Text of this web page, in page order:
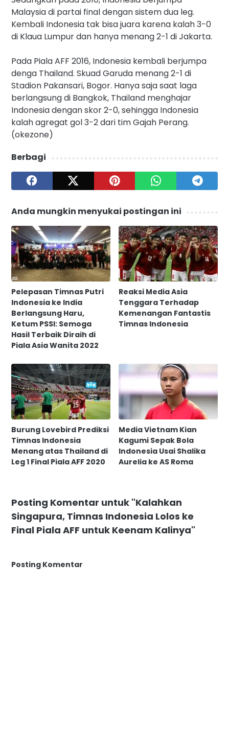
Malaysia di partai final dengan sistem dua leg.
Kembali Indonesia tak bisa juara karena kalah 3-0
di Klaua Lumpur dan hanya menang 2-1 di Jakarta.
Pada Piala AFF 2016, Indonesia kembali berjumpa
denga Thailand. Skuad Garuda menang 2-1 di
Stadion Pakansari, Bogor. Hanya saja saat laga
berlangsung di Bangkok, Thailand menghajar
Indonesia dengan skor 2-0, sehingga Indonesia
kalah agregat gol 3-2 dari tim Gajah Perang.
(okezone)
Berbagi
Anda mungkin menyukai postingan ini
Pelepasan Timnas Putri
Indonesia ke India
Berlangsung Haru,
Ketum PSSI: Semoga
Hasil Terbaik Diraih di
Piala Asia Wanita 2022
Reaksi Media Asia
Tenggara Terhadap
Kemenangan Fantastis
Timnas Indonesia
Burung Lovebird Prediksi
Timnas Indonesia
Menang atas Thailand di
Leg 1 Final Piala AFF 2020
Media Vietnam Kian
Kagumi Sepak Bola
Indonesia Usai Shalika
Aurelia ke AS Roma
Posting Komentar untuk "Kalahkan
Singapura, Timnas Indonesia Lolos ke
Final Piala AFF untuk Keenam Kalinya"
Posting Komentar